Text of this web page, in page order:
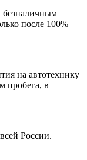
безналичным
после 100%
на автотехнику
пробега, в
России.